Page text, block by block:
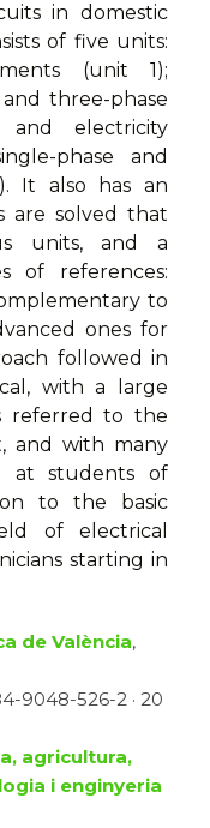
in domestic
of five units:
(unit 1);
three-phase
electricity
phase and
It also has an
are solved that
units, and a
of references:
to
ones for
followed in
with a large
referred to the
and with many
at students of
to the basic
of electrical
starting in
de València,
9048-526-2 · 20
agricultura,
i enginyeria